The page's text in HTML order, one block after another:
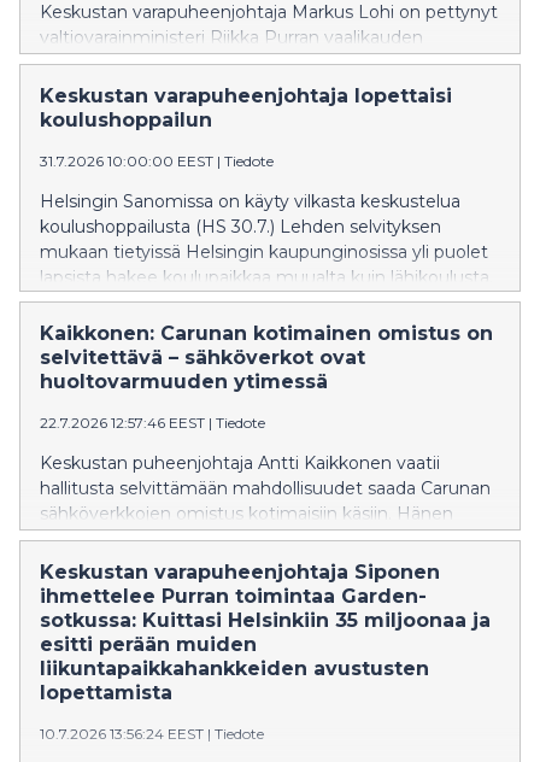
Keskustan varapuheenjohtaja Markus Lohi on pettynyt
valtiovarainministeri Riikka Purran vaalikauden
viimeiseen budjettiehdotukseen. Lohen mukaan
ehdotus ei katkaise Suomen velkaantumista, vaan
siirtää välttämättömiä päätöksiä seuraavan hallituksen
Keskustan varapuheenjohtaja lopettaisi
koulushoppailun
31.7.2026 10:00:00 EEST | Tiedote
Helsingin Sanomissa on käyty vilkasta keskustelua
koulushoppailusta (HS 30.7.) Lehden selvityksen
mukaan tietyissä Helsingin kaupunginosissa yli puolet
lapsista hakee koulupaikkaa muualta kuin lähikoulusta.
Kaikkonen: Carunan kotimainen omistus on
selvitettävä – sähköverkot ovat
huoltovarmuuden ytimessä
22.7.2026 12:57:46 EEST | Tiedote
Keskustan puheenjohtaja Antti Kaikkonen vaatii
hallitusta selvittämään mahdollisuudet saada Carunan
sähköverkkojen omistus kotimaisiin käsiin. Hänen
mukaansa sähköverkot ovat kriittistä infrastruktuuria,
jonka omistuksella on merkitystä Suomen
turvallisuudelle ja huoltovarmuudelle.
Keskustan varapuheenjohtaja Siponen
ihmettelee Purran toimintaa Garden-
sotkussa: Kuittasi Helsinkiin 35 miljoonaa ja
esitti perään muiden
liikuntapaikkahankkeiden avustusten
lopettamista
10.7.2026 13:56:24 EEST | Tiedote